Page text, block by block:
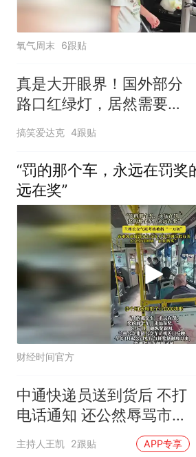
氧气周末 6跟贴
真是大开眼界！国外部分
路口红绿灯，居然需要人
工手动操控！
搞笑爱达克 4跟贴
“罚的那个车，永远在罚奖
远在奖”
财经时间官方
中通快递员送到货后 不打
电话通知 还公然辱骂市民
“傻×”
主持人王凯 2跟贴 APP专享